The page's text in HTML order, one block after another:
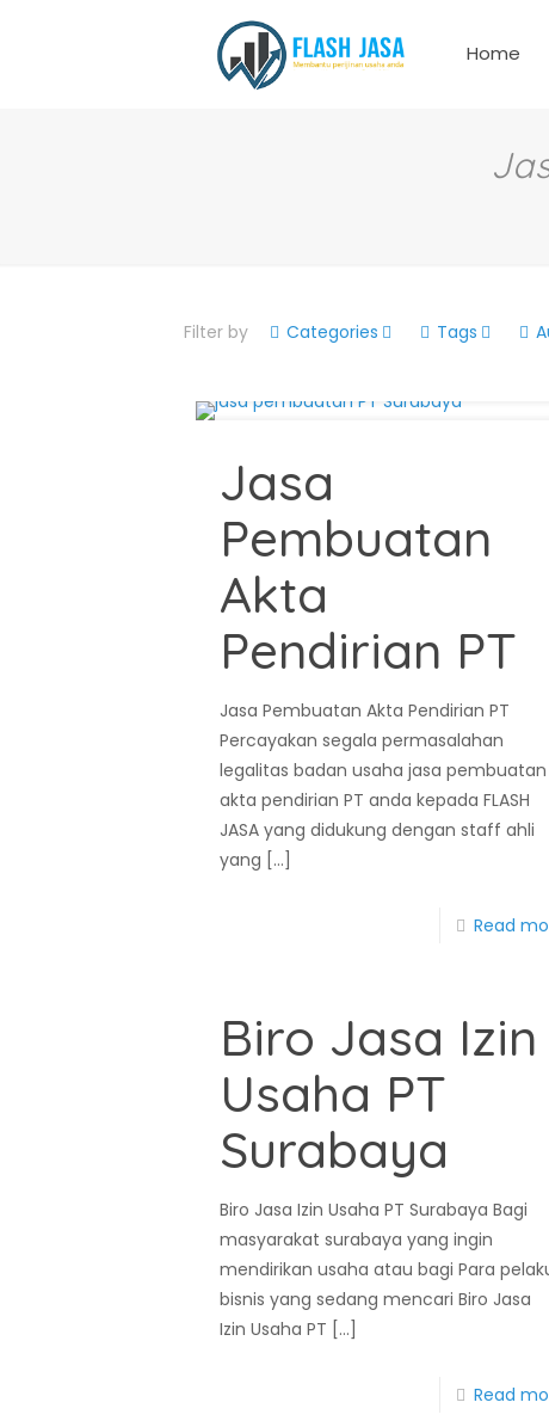
Home
Filter by Categories Tags
Jasa
Pembuatan
Akta
Pendirian PT
Jasa Pembuatan Akta Pendirian PT
Percayakan segala permasalahan
legalitas badan usaha jasa pembuatan
akta pendirian PT anda kepada FLASH
JASA yang didukung dengan staff ahli
yang […]
Read
Biro Jasa Izin
Usaha PT
Surabaya
Biro Jasa Izin Usaha PT Surabaya Bagi
masyarakat surabaya yang ingin
mendirikan usaha atau bagi Para
bisnis yang sedang mencari Biro Jasa
Izin Usaha PT […]
Read